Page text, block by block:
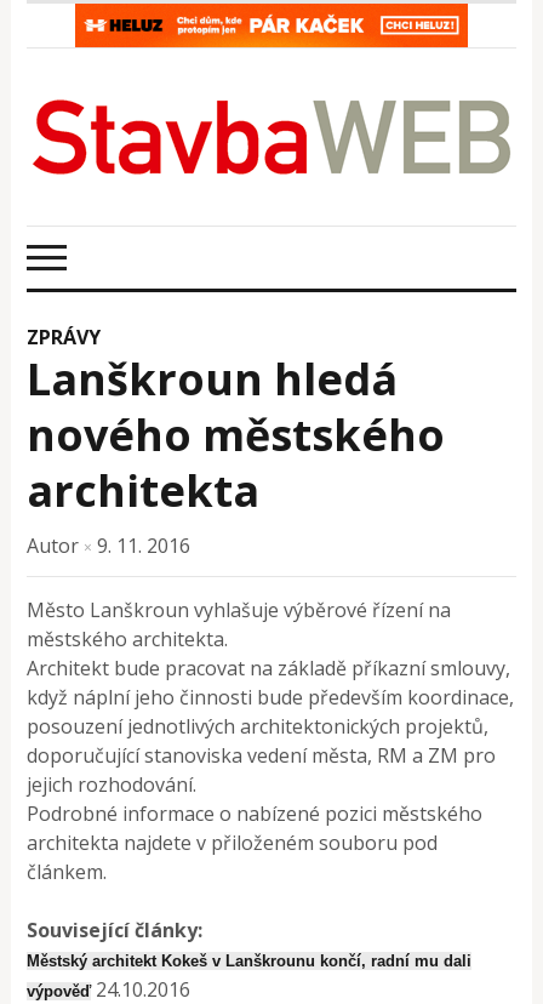
ZPRÁVY
Lanškroun hledá
nového městského
architekta
Autor × 9. 11. 2016
Město Lanškroun vyhlašuje výběrové řízení na
městského architekta.
Architekt bude pracovat na základě příkazní smlouvy,
když náplní jeho činnosti bude především koordinace,
posouzení jednotlivých architektonických projektů,
doporučující stanoviska vedení města, RM a ZM pro
jejich rozhodování.
Podrobné informace o nabízené pozici městského
architekta najdete v přiloženém souboru pod
článkem.
Související články:
Městský architekt Kokeš v Lanškrounu končí, radní mu dali
výpověď24.10.2016